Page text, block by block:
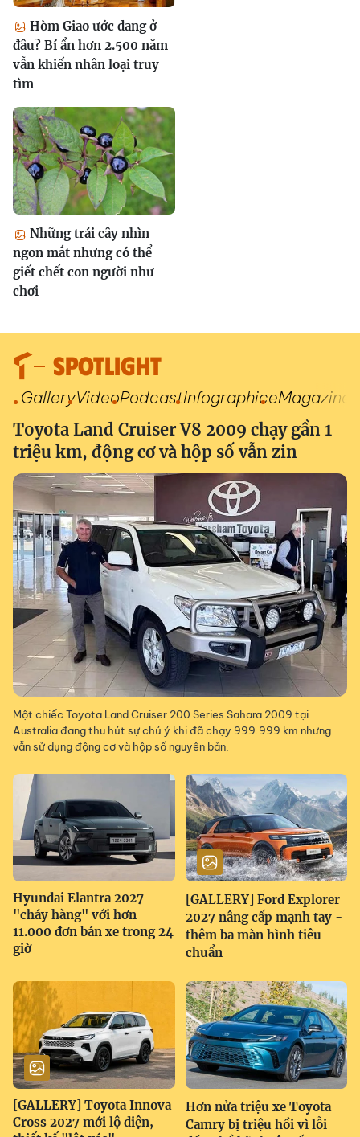
Hòm Giao ước đang ở
đâu? Bí ẩn hơn 2.500 năm
vẫn khiến nhân loại truy
tìm
Những trái cây nhìn
ngon mắt nhưng có thể
giết chết con người như
chơi
SPOTLIGHT
GalleryVideoPodcastInfographiceMagazine
Toyota Land Cruiser V8 2009 chạy gần 1
triệu km, động cơ và hộp số vẫn zin
Một chiếc Toyota Land Cruiser 200 Series Sahara 2009 tại
Australia đang thu hút sự chú ý khi đã chạy 999.999 km nhưng
vẫn sử dụng động cơ và hộp số nguyên bản.
Hyundai Elantra 2027
"cháy hàng" với hơn
11.000 đơn bán xe trong 24
giờ
[GALLERY] Ford Explorer
2027 nâng cấp mạnh tay -
thêm ba màn hình tiêu
chuẩn
[GALLERY] Toyota Innova
Cross 2027 mới lộ diện,
Hơn nửa triệu xe Toyota
Camry bị triệu hồi vì lỗi